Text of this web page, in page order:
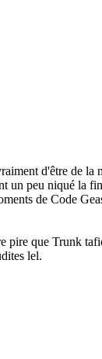
d'être de la
un peu niqué la
de Code
pire que Trunk
lel.